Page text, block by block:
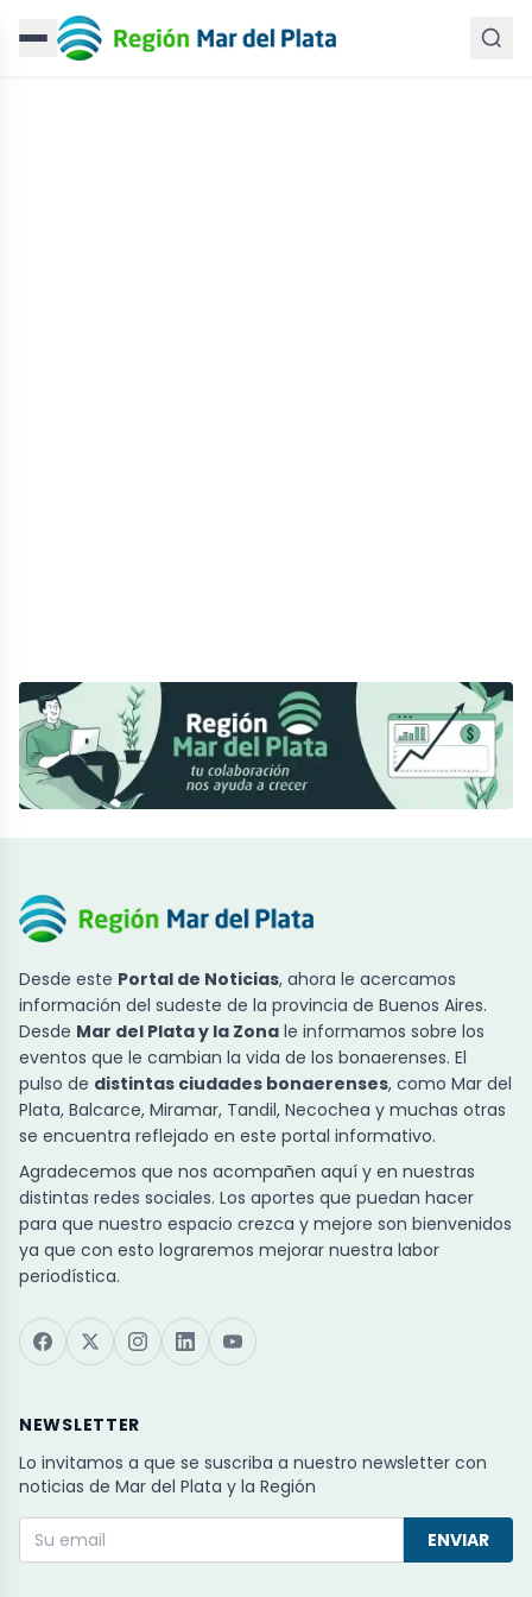
Desde este Portal de Noticias, ahora le acercamos
información del sudeste de la provincia de Buenos Aires.
Desde Mar del Plata y la Zona le informamos sobre los
eventos que le cambian la vida de los bonaerenses. El
pulso de distintas ciudades bonaerenses, como Mar del
Plata, Balcarce, Miramar, Tandil, Necochea y muchas otras
se encuentra reflejado en este portal informativo.
Agradecemos que nos acompañen aquí y en nuestras
distintas redes sociales. Los aportes que puedan hacer
para que nuestro espacio crezca y mejore son bienvenidos
ya que con esto lograremos mejorar nuestra labor
periodística.
NEWSLETTER
Lo invitamos a que se suscriba a nuestro newsletter con
noticias de Mar del Plata y la Región
ENVIAR